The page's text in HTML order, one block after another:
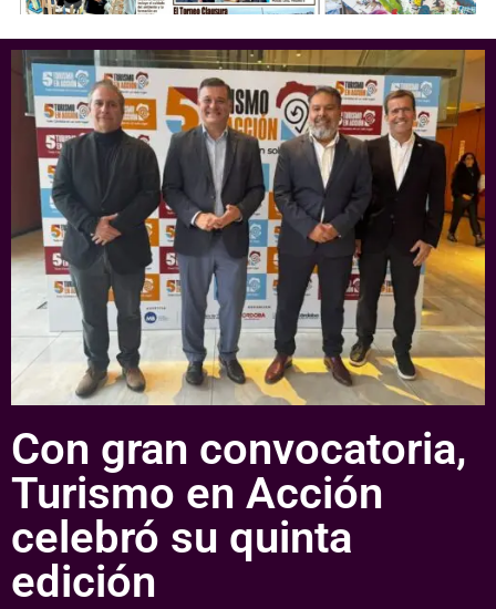
Con gran convocatoria,
Turismo en Acción
celebró su quinta
edición